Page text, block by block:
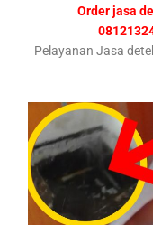
Order jasa
Pelayanan Jasa